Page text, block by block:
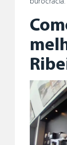
burocracia.